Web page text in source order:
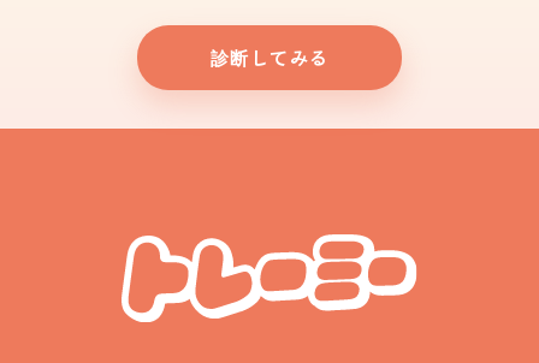
診断してみる